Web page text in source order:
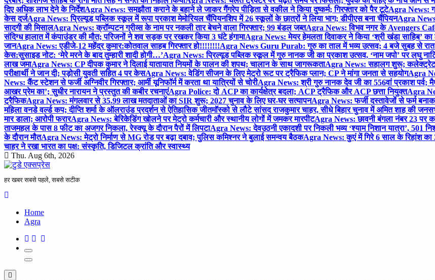
दिए अधिक लाभ देने के निर्देशAgra News: समझौता कराने के बहाने ले जाकर गैंगरेप पीड़िता से वकील ने किया दुष्कर्म; गिरफ्तार को पैर टूटेAgra News:
केस दर्जAgra News: प्रिल्यूड पब्लिक स्कूल में रूपा प्रकाश मेमोरियल चैंपियनशिप में 26 स्कूलों के छात्रों ने लिया भाग; डीपीएस बना चैंपियनAgra
सादगी की मिसालAgra News: क्रॉम्पटन ग्रीव्स के नाम पर नकली तार बेचने वाला गिरफ्तार; 99 बंडल जब्तAgra News: विभव नगर के Avengers Café
संदिग्ध हालात में कंपाउंडर की मौत; परिजनों ने शव सड़क पर रखकर किया 3 घंटे हंगामाAgra News: मेयर हेमलता दिवाकर ने किया ‘श्री खंडा साहिब’ का
जानAgra News: एडीजे-12 महेंद्र कुमार:कोतवाल साहब गिरफ्तार हो!!!!!!!!Agra News Guru Purab: गुरु का ताल में भव्य उत्सव; 4 बजे सुबह से
केस:सुसाइड नोट: ‘मेरे मरने के बाद तुम्हारी शादी होगी…’Agra News: प्रिल्यूड पब्लिक स्कूल में गुरु नानक जी का प्रकाश उत्सव, ‘नाम जपो’ पर लघु
लाख जमाAgra News: CP दीपक कुमार ने दिलाई यातायात नियमों के पालन की शपथ; चालान के साथ जागरूकताAgra News: सहालग शुरू; कलेक्ट्रेट
परीक्षार्थी ने जान दी; पड़ोसी युवती सहित 4 पर केसAgra News: वेडिंग सीजन के लिए मेट्रो रूट पर ट्रैफिक प्लान; CP ने मांगा जनता से सहयोगAgra
News: कैंट स्टेशन से फर्जी अग्निवीर गिरफ्तार; आर्मी यूनिफॉर्म में करता था यात्रियों से चोरीAgra News: श्री गुरु नानक देव जी का 556वां प्रकाश पर्व;
आखर प्रेम का’; सुधीर नारायन ने प्रस्तुत की कबीर रचनाएंAgra Police: दो ACP का कार्यक्षेत्र बदला; ACP ट्रैफिक और ACP छत्ता नियुक्तAgra
ट्रैफिकAgra News: मंगलवार से 35.99 लाख मतदाताओं का SIR शुरू; 2027 चुनाव के लिए घर-घर सत्यापनAgra News: फर्जी दस्तावेजों से फर्म
महिला वनडे वर्ल्ड कप; दीप्ति शर्मा के ऑलराउंड प्रदर्शन से ऐतिहासिक जीतमॉस्को से लौटे सांसद राजकुमार चाहर, सीधे बिहार चुनाव में अमित शाह की
मार डाला; आरोपी फरारAgra News: बेरिकेडिंग खोलने पर मेट्रो कर्मचारी और स्थानीय लोगों में जमकर मारपीटAgra News: छावनी बंगला नंबर 23 पर
ताजमहल के पास 8 फीट का अजगर निकला, रेस्क्यू के दौरान पैरों में लिपटाAgra News: देवउठनी एकादशी पर निकली भव्य ‘श्याम निशान यात्रा’, 501
के दौरान मौतAgra News: मेट्रो निर्माण से MG रोड पर बढ़ा दबाव; पुलिस कमिश्नर ने बुलाई समन्वय बैठकAgra News: कुएं में गिरे 6 साल के रिहांश का
चाहर ने रखा भारत का पक्ष: संस्कृति, डिजिटल क्रांति और स्वास्थ्य
Thu. Aug 6th, 2026
हर खबर सबसे पहले, सबसे सटीक
Home
Agra